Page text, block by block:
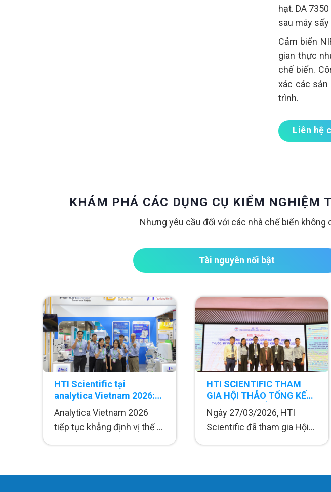
hạt. DA
sau máy sấy
Cảm biến
gian thực
chế biến.
xác các sản
trình.
Liên hệ
KHÁM PHÁ CÁC DỤNG CỤ KIỂM NGHIỆM
Nhưng yêu cầu đối với các nhà chế biến
Tài nguyên nổi bật
HTI Scientific tại
analytica Vietnam 2026:
Dấu ấn tiên phong công
nghệ phân tích.
Analytica Vietnam 2026
tiếp tục khẳng định vị thế là
HTI SCIENTIFIC THAM
GIA HỘI THẢO TỔNG KẾT
CÔNG TÁC KIỂM TRA,
GIÁM SÁT CHẤT LƯỢNG
THUỐC, MỸ PHẨM NĂM
Ngày 27/03/2026, HTI
Scientific đã tham gia Hội